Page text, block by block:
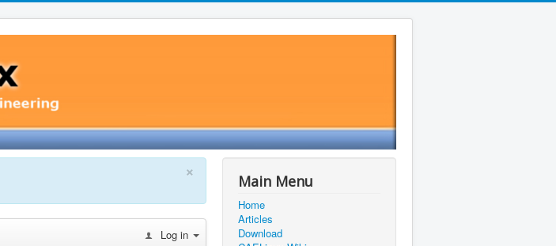
×
Log in
Main Menu
Home
Articles
Download